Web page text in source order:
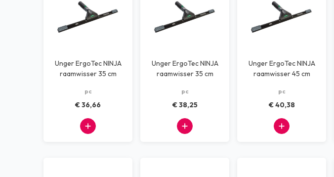
Unger ErgoTec NINJA
raamwisser 35 cm
pc
€ 36,66
Unger ErgoTec NINJA
raamwisser 35 cm
pc
€ 38,25
Unger ErgoTec NINJA
raamwisser 45 cm
pc
€ 40,38